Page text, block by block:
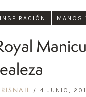
INSPIRACIÓN MANOS
4 JUNIO,